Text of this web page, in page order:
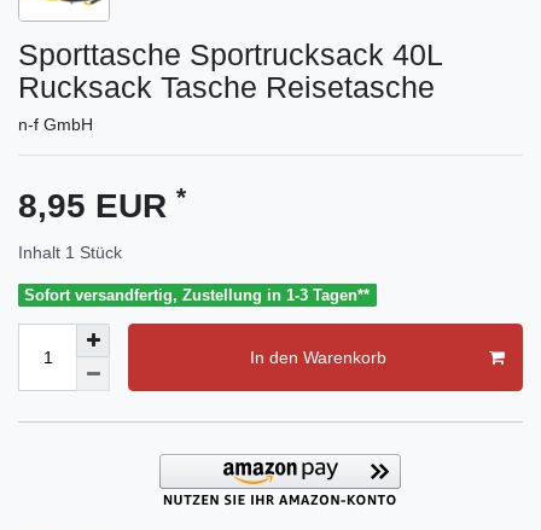
Sporttasche Sportrucksack 40L
Rucksack Tasche Reisetasche
n-f GmbH
8,95 EUR *
Inhalt 1 Stück
Sofort versandfertig, Zustellung in 1-3 Tagen**
In den Warenkorb